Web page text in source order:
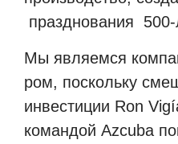
празднования
Мы являемся
ром, поскольку
инвестиции Ron
командой Azcuba